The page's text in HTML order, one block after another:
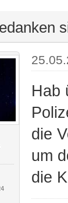
Hab
die
um
die